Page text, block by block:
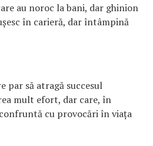
au noroc la bani, dar ghinion
în carieră, dar întâmpină
par să atragă succesul
mult efort, dar care, în
cu provocări în viața